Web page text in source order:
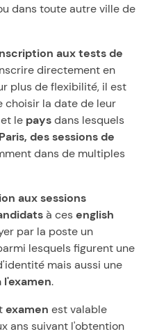
dans toute autre ville de
aux tests de
directement en
plus de flexibilité, il est
choisir la date de leur
le paysdans lesquels
Paris, des sessions de
dans de multiples
aux sessions
à cesenglish
par la poste un
lesquels figurent une
mais aussi une
.
examen est valable
ans suivant l'obtention